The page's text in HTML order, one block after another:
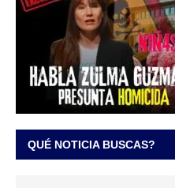
QUÉ NOTICIA BUSCAS?